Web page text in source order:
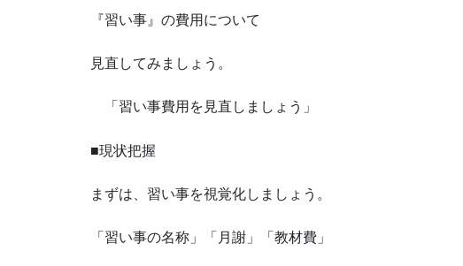
『習い事』の費用について
見直してみましょう。
「習い事費用を見直しましょう」
■現状把握
まずは、習い事を視覚化しましょう。
「習い事の名称」「月謝」「教材費」